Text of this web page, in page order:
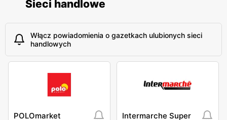
Sieci handlowe
Włącz powiadomienia o gazetkach ulubionych sieci
handlowych
POLOmarket Intermarche Super